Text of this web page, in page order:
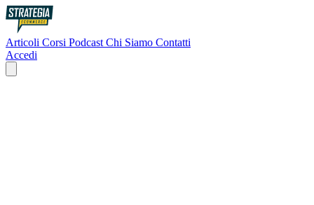
Articoli Corsi Podcast Chi Siamo Contatti
Accedi